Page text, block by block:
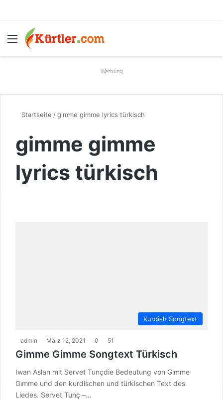
Menü
Werbung
Startseite /gimme gimme lyrics türkisch
gimme gimme
lyrics türkisch
Kurdish Songtext
admin März 12, 2021 0 51
Gimme Gimme Songtext Türkisch
Iwan Aslan mit Servet Tunçdie Bedeutung von Gımme
Gımme und den kurdischen und türkischen Text des
Liedes. Servet Tunç –…